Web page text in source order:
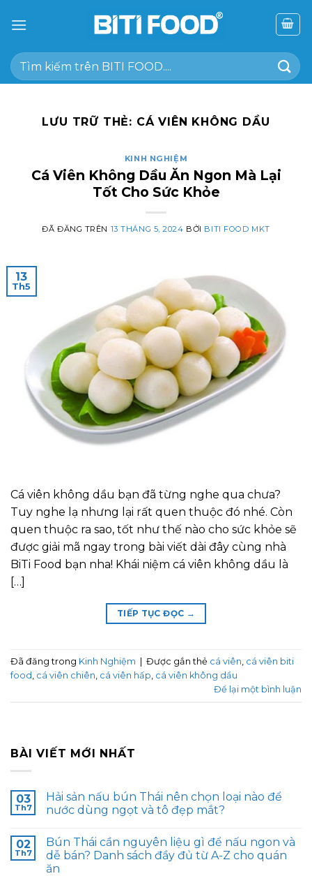
đến
dung
Tìm
kiếm:
LƯU TRỮ THẺ: CÁ VIÊN KHÔNG DẦU
KINH NGHIỆM
Cá Viên Không Dầu Ăn Ngon Mà Lại
Tốt Cho Sức Khỏe
ĐÃ ĐĂNG TRÊN 13 THÁNG 5, 2024 BỞI BITI FOOD MKT
13
Th5
Cá viên không dầu bạn đã từng nghe qua chưa?
Tuy nghe lạ nhưng lại rất quen thuộc đó nhé. Còn
quen thuộc ra sao, tốt như thế nào cho sức khỏe sẽ
được giải mã ngay trong bài viết dài đây cùng nhà
BiTi Food bạn nha! Khái niệm cá viên không dầu là
[…]
TIẾP TỤC ĐỌC →
Đã đăng trong Kinh Nghiệm Được gắn thẻ cá viên cá viên biti
food cá viên chiên cá viên hấp cá viên không dầu
Để lại một bình luận
BÀI VIẾT MỚI NHẤT
03
Th7
Hải sản nấu bún Thái nên chọn loại nào để
nước dùng ngọt và tô đẹp mắt?
02
Th7
Bún Thái cần nguyên liệu gì để nấu ngon và
dễ bán? Danh sách đầy đủ từ A-Z cho quán
ăn